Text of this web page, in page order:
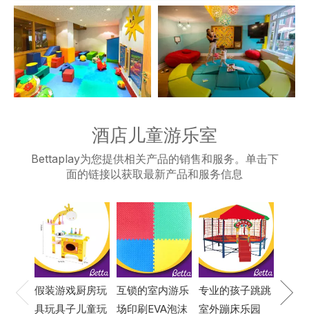
酒店儿童游乐室
Bettaplay为您提供相关产品的销售和服务。单击下
面的链接以获取最新产品和服务信息
假装游戏厨房玩
具玩具子儿童玩
互锁的室内游乐
场印刷EVA泡沫
专业的孩子跳跳
室外蹦床乐园